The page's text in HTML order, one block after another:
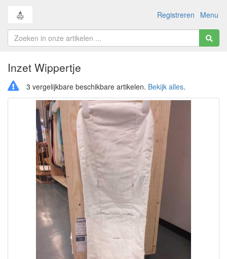
Menu
Registreren
Inzet Wippertje
3 vergelijkbare beschikbare artikelen. Bekijk alles.